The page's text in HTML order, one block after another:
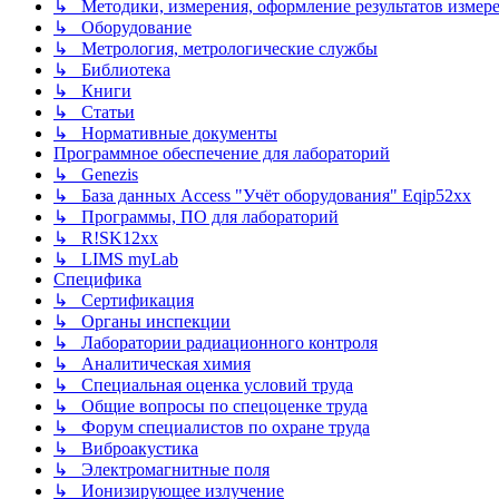
↳ Методики, измерения, оформление результатов
↳ Оборудование
↳ Метрология, метрологические службы
↳ Библиотека
↳ Книги
↳ Статьи
↳ Нормативные документы
Программное обеспечение для лабораторий
↳ Genezis
↳ База данных Access "Учёт оборудования" Eqip52xx
↳ Программы, ПО для лабораторий
↳ R!SK12xx
↳ LIMS myLab
Специфика
↳ Сертификация
↳ Органы инспекции
↳ Лаборатории радиационного контроля
↳ Аналитическая химия
↳ Специальная оценка условий труда
↳ Общие вопросы по спецоценке труда
↳ Форум специалистов по охране труда
↳ Виброакустика
↳ Электромагнитные поля
↳ Ионизирующее излучение